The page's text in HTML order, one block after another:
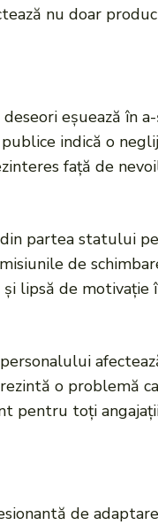
nu doar
eșuează în
indică o
față de
partea statului
de
lipsă de motivație
o problemă
pentru toți
de